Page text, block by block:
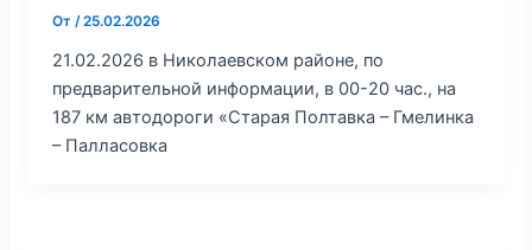
От /25.02.2026
21.02.2026 в Николаевском районе, по
предварительной информации, в 00-20 час., на
187 км автодороги «Старая Полтавка – Гмелинка
– Палласовка